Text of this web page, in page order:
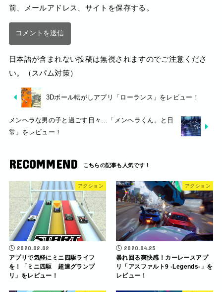
前、メールアドレス、サイトを保存する。
日本語が含まれない投稿は無視されますのでご注意くださ
い。（スパム対策）
3Dボール転がしアプリ「ローランス」をレビュー！
メンヘラな男の子と過ごす日々…「メンヘラくん。と日
常」をレビュー！
RECOMMEND
アクション
2020.02.02
アプリで気軽にミニ四駆ライフ
を！「ミニ四駆 超速グランプ
リ」をレビュー！
アクション
2020.04.25
暴れ回る爽快感！カーレースアプ
リ「アスファルト9 -Legends-」を
レビュー！